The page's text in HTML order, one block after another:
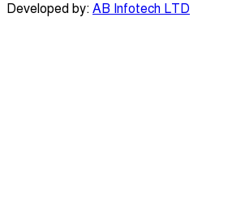
Developed by: AB Infotech LTD